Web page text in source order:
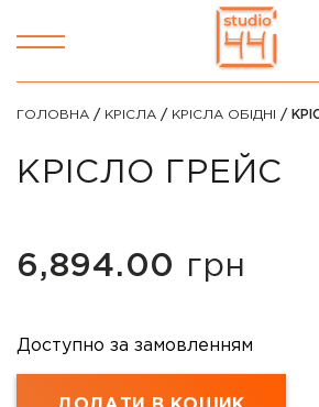
ГОЛОВНА / КРІСЛА / КРІСЛА ОБІДНІ /
КРІСЛО ГРЕЙС
6,894.00 грн
Доступно за замовленням